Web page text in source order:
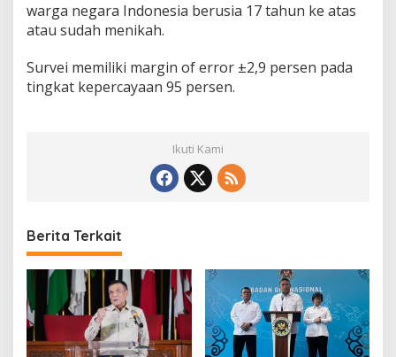
warga negara Indonesia berusia 17 tahun ke atas
atau sudah menikah.
Survei memiliki margin of error ±2,9 persen pada
tingkat kepercayaan 95 persen.
Ikuti Kami
Berita Terkait